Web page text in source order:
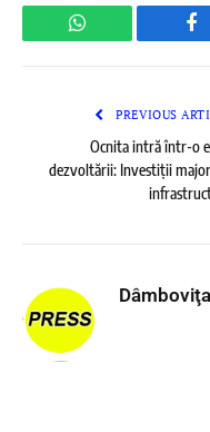
WhatsApp
PREVIOUS
Ocnita intră într-o
dezvoltării: Investiții